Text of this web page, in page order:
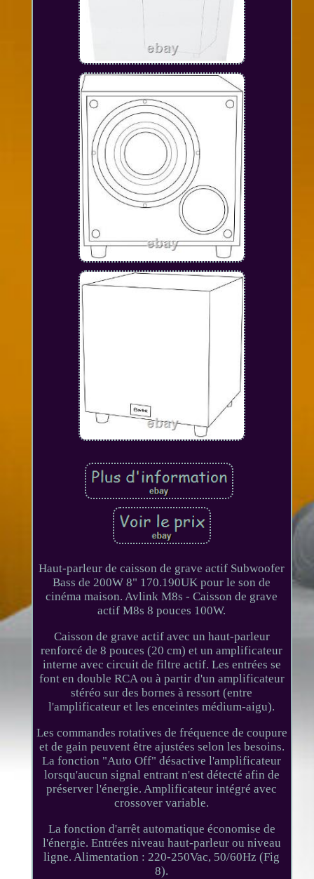
Haut-parleur de caisson de grave actif Subwoofer
Bass de 200W 8" 170.190UK pour le son de
cinéma maison. Avlink M8s - Caisson de grave
actif M8s 8 pouces 100W.
Caisson de grave actif avec un haut-parleur
renforcé de 8 pouces (20 cm) et un amplificateur
interne avec circuit de filtre actif. Les entrées se
font en double RCA ou à partir d'un amplificateur
stéréo sur des bornes à ressort (entre
l'amplificateur et les enceintes médium-aigu).
Les commandes rotatives de fréquence de coupure
et de gain peuvent être ajustées selon les besoins.
La fonction "Auto Off" désactive l'amplificateur
lorsqu'aucun signal entrant n'est détecté afin de
préserver l'énergie. Amplificateur intégré avec
crossover variable.
La fonction d'arrêt automatique économise de
l'énergie. Entrées niveau haut-parleur ou niveau
ligne. Alimentation : 220-250Vac, 50/60Hz (Fig
8).